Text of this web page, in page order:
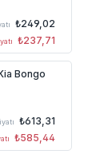
₺249,02
₺237,71
Bongo
₺613,31
₺585,44